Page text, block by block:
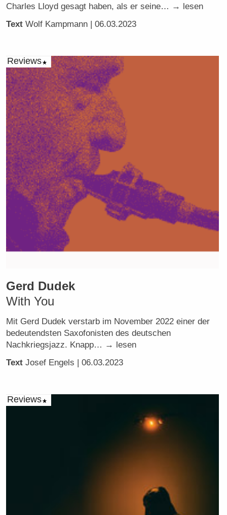
Charles Lloyd gesagt haben, als er seine… → lesen
Text Wolf Kampmann | 06.03.2023
Reviews
Gerd Dudek
With You
Mit Gerd Dudek verstarb im November 2022 einer der
bedeutendsten Saxofonisten des deutschen
Nachkriegsjazz. Knapp… → lesen
Text Josef Engels | 06.03.2023
Reviews